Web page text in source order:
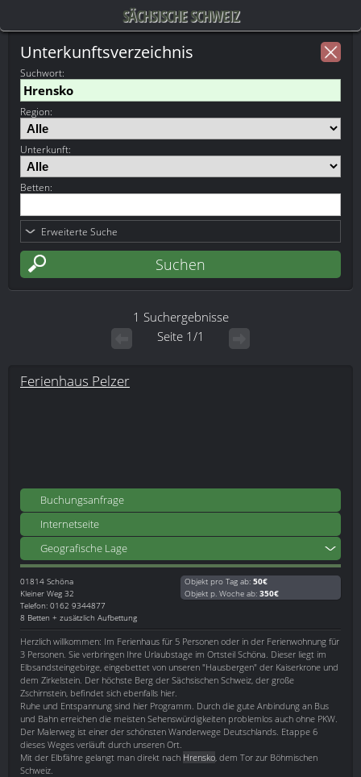
SÄCHSISCHE SCHWEIZ
Unterkunftsverzeichnis
Suchwort:
Region:
Unterkunft:
Betten:
Erweiterte Suche
1 Suchergebnisse
Seite 1/1
Ferienhaus Pelzer
Buchungsanfrage
Internetseite
Geografische Lage
01814 Schöna
Kleiner Weg 32
Telefon: 0162 9344877
8 Betten + zusätzlich Aufbettung
Objekt pro Tag ab: 50€
Objekt p. Woche ab: 350€
Herzlich willkommen: Im Ferienhaus für 5 Personen oder in der Ferienwohnung für
3 Personen. Sie verbringen Ihre Urlaubstage im Ortsteil Schöna. Dieser liegt im
Elbsandsteingebirge, eingebettet von unseren "Hausbergen" der Kaiserkrone und
dem Zirkelstein. Der höchste Berg der Sächsischen Schweiz, der große
Zschirnstein, befindet sich ebenfalls hier.
Ruhe und Entspannung sind hier Programm. Durch die gute Anbindung an Bus
und Bahn erreichen die meisten Sehenswürdigkeiten problemlos auch ohne PKW.
Der Malerweg ist einer der schönsten Wanderwege Deutschlands. Etappe 6
dieses Weges verläuft durch unseren Ort.
Mit der Elbfähre gelangt man direkt nach Hrensko , dem Tor zur Böhmischen
Schweiz.